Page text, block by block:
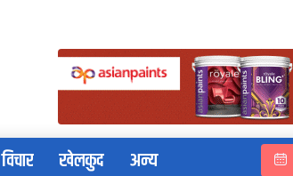
विचार खेलकुद अन्य